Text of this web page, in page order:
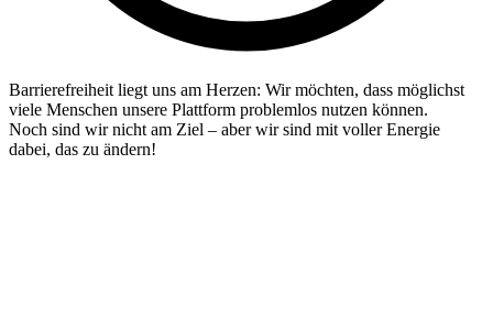
Barrierefreiheit liegt uns am Herzen: Wir möchten, dass möglichst
viele Menschen unsere Plattform problemlos nutzen können.
Noch sind wir nicht am Ziel – aber wir sind mit voller Energie
dabei, das zu ändern!